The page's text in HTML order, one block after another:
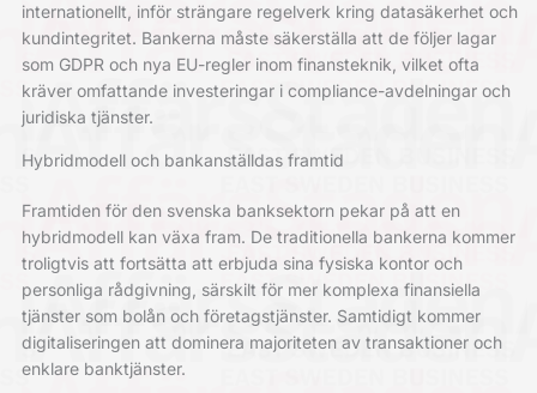
internationellt, inför strängare regelverk kring datasäkerhet och
kundintegritet. Bankerna måste säkerställa att de följer lagar
som GDPR och nya EU-regler inom finansteknik, vilket ofta
kräver omfattande investeringar i compliance-avdelningar och
juridiska tjänster.
Hybridmodell och bankanställdas framtid
Framtiden för den svenska banksektorn pekar på att en
hybridmodell kan växa fram. De traditionella bankerna kommer
troligtvis att fortsätta att erbjuda sina fysiska kontor och
personliga rådgivning, särskilt för mer komplexa finansiella
tjänster som bolån och företagstjänster. Samtidigt kommer
digitaliseringen att dominera majoriteten av transaktioner och
enklare banktjänster.